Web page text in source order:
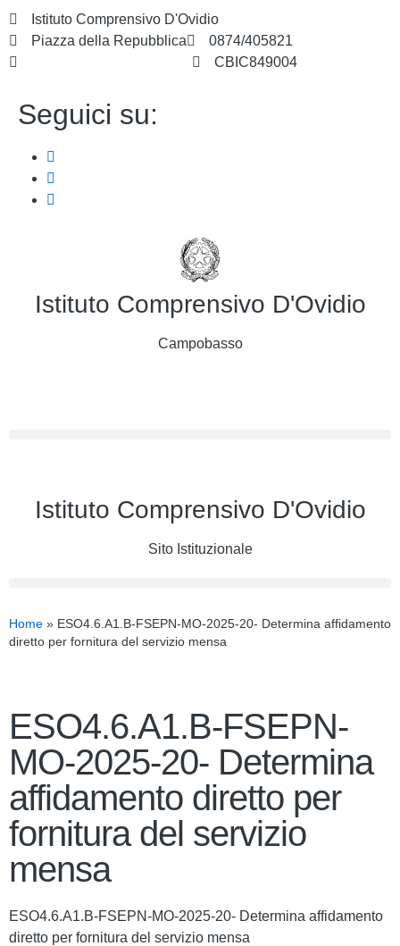
Istituto Comprensivo D'Ovidio
Piazza della Repubblica
0874/405821
CBIC849004
Seguici su:
Istituto Comprensivo D'Ovidio
Campobasso
Istituto Comprensivo D'Ovidio
Sito Istituzionale
Home » ESO4.6.A1.B-FSEPN-MO-2025-20- Determina affidamento
diretto per fornitura del servizio mensa
ESO4.6.A1.B-FSEPN-
MO-2025-20- Determina
affidamento diretto per
fornitura del servizio
mensa
ESO4.6.A1.B-FSEPN-MO-2025-20- Determina affidamento
diretto per fornitura del servizio mensa